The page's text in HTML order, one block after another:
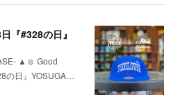
『#328の日』
▲☺︎ Good
の日』YOSUGA…